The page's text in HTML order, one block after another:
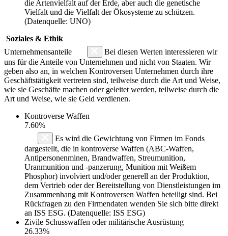
die Artenvielfalt auf der Erde, aber auch die genetische
Vielfalt und die Vielfalt der Ökosysteme zu schützen.
(Datenquelle: UNO)
Soziales & Ethik
Unternehmensanteile
Bei diesen Werten interessieren wir
uns für die Anteile von Unternehmen und nicht von Staaten. Wir
geben also an, in welchen Kontroversen Unternehmen durch ihre
Geschäftstätigkeit vertreten sind, teilweise durch die Art und Weise,
wie sie Geschäfte machen oder geleitet werden, teilweise durch die
Art und Weise, wie sie Geld verdienen.
Kontroverse Waffen
7.60%
Es wird die Gewichtung von Firmen im Fonds
dargestellt, die in kontroverse Waffen (ABC-Waffen,
Antipersonenminen, Brandwaffen, Streumunition,
Uranmunition und -panzerung, Munition mit Weißem
Phosphor) involviert und/oder generell an der Produktion,
dem Vertrieb oder der Bereitstellung von Dienstleistungen im
Zusammenhang mit Kontroversen Waffen beteiligt sind. Bei
Rückfragen zu den Firmendaten wenden Sie sich bitte direkt
an ISS ESG. (Datenquelle: ISS ESG)
Zivile Schusswaffen oder militärische Ausrüstung
26.33%